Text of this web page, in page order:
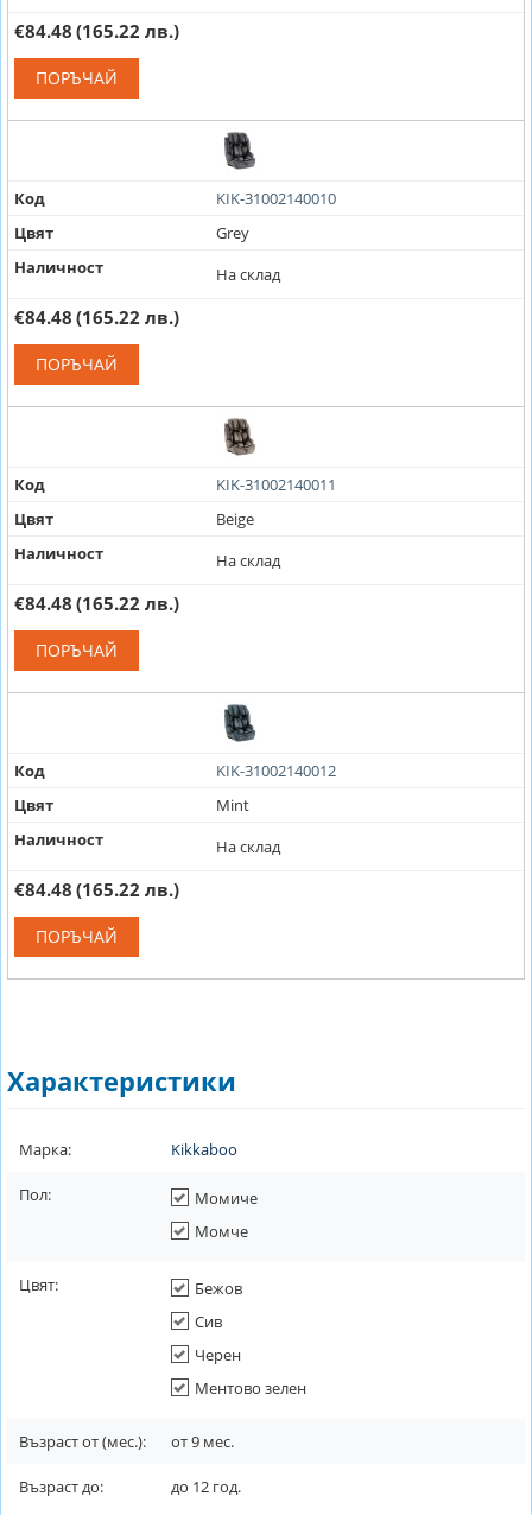
€84.48 (165.22 лв.)
ПОРЪЧАЙ
Код
KIK-31002140010
Цвят
Grey
Наличност
На склад
€84.48 (165.22 лв.)
ПОРЪЧАЙ
Код
KIK-31002140011
Цвят
Beige
Наличност
На склад
€84.48 (165.22 лв.)
ПОРЪЧАЙ
Код
KIK-31002140012
Цвят
Mint
Наличност
На склад
€84.48 (165.22 лв.)
ПОРЪЧАЙ
Характеристики
Марка: Kikkaboo
Пол:
Момиче
Момче
Цвят:
Бежов
Сив
Черен
Ментово зелен
Възраст от (мес.): от9 мес.
Възраст до: до 12 год.